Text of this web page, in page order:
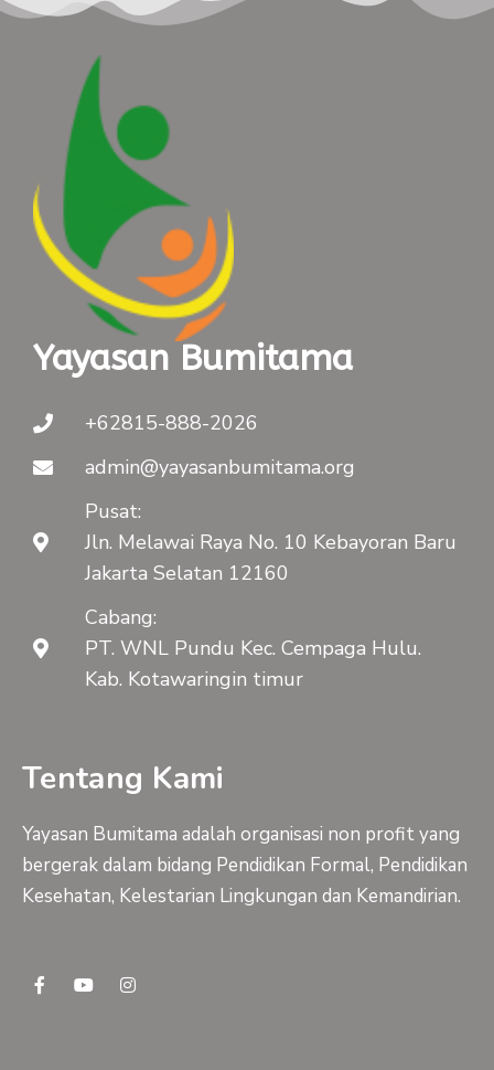
Yayasan Bumitama
+62815-888-2026
admin@yayasanbumitama.org
Pusat:
Jln. Melawai Raya No. 10 Kebayoran Baru
Jakarta Selatan 12160
Cabang:
PT. WNL Pundu Kec. Cempaga Hulu.
Kab. Kotawaringin timur
Tentang Kami
Yayasan Bumitama adalah organisasi non profit yang
bergerak dalam bidang Pendidikan Formal, Pendidikan
Kesehatan, Kelestarian Lingkungan dan Kemandirian.
F
a
Y
o
I
n